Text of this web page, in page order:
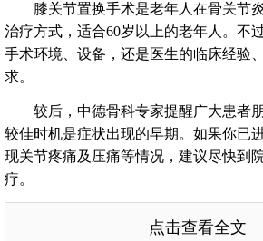
膝关节置换手术是老年人在骨关节
治疗方式，适合60岁以上的老年人。不
手术环境、设备，还是医生的临床经验
求。
较后，中德骨科专家提醒广大患者
较佳时机是症状出现的早期。如果你已
现关节疼痛及压痛等情况，建议尽快到
疗。
点击查看全文